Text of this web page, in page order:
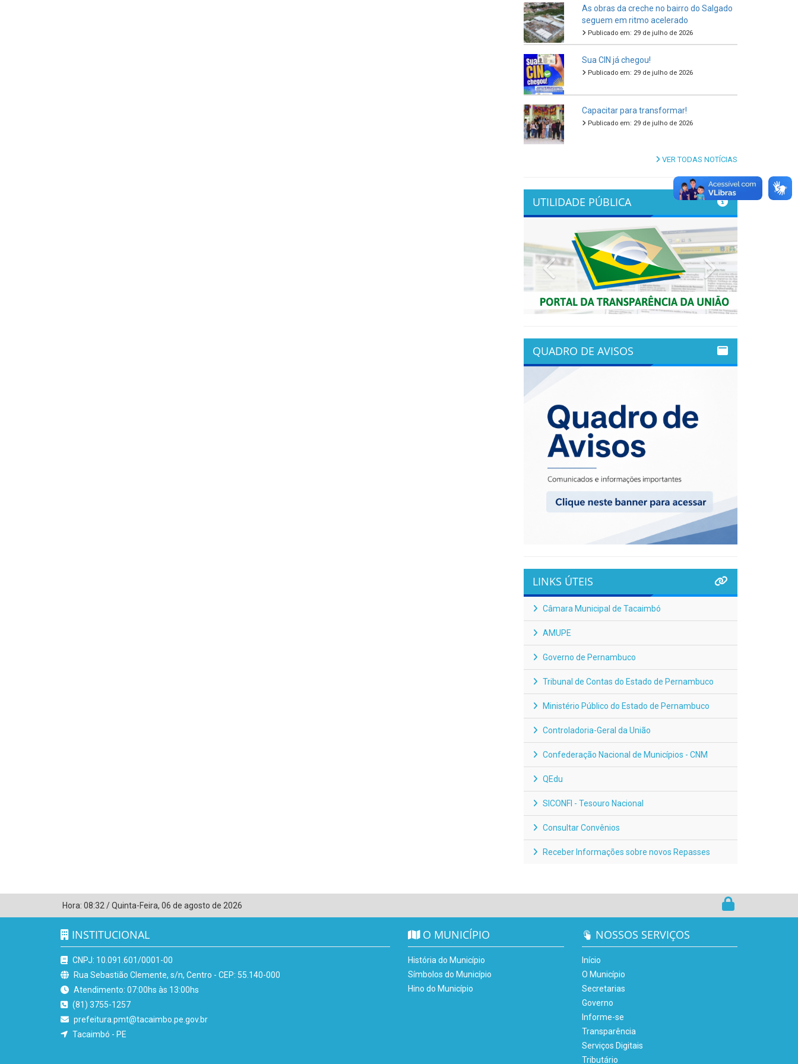
As obras da creche no bairro do Salgado
seguem em ritmo acelerado
Publicado em: 29 de julho de 2026
Sua CIN já chegou!
Publicado em: 29 de julho de 2026
Capacitar para transformar!
Publicado em: 29 de julho de 2026
VER TODAS NOTÍCIAS
UTILIDADE PÚBLICA
Previous Next
QUADRO DE AVISOS
LINKS ÚTEIS
Câmara Municipal de Tacaimbó
AMUPE
Governo de Pernambuco
Tribunal de Contas do Estado de Pernambuco
Ministério Público do Estado de Pernambuco
Controladoria-Geral da União
Confederação Nacional de Municípios - CNM
QEdu
SICONFI - Tesouro Nacional
Consultar Convênios
Receber Informações sobre novos Repasses
Hora: 08:32/Quinta-Feira, 06 de agosto de 2026
INSTITUCIONAL
CNPJ: 10.091.601/0001-00
Rua Sebastião Clemente, s/n, Centro - CEP: 55.140-000
Atendimento: 07:00hs às 13:00hs
(81) 3755-1257
prefeitura.pmt@tacaimbo.pe.gov.br
Tacaimbó - PE
O MUNICÍPIO
História do Município
Símbolos do Município
Hino do Município
NOSSOS SERVIÇOS
Início
O Município
Secretarias
Governo
Informe-se
Transparência
Serviços Digitais
Tributário